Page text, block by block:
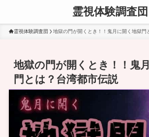
霊視体験調査団
霊視体験調査団 地獄の門が開くとき！！鬼月に開く地獄門
地獄の門が開くとき！！鬼
門とは？台湾都市伝説